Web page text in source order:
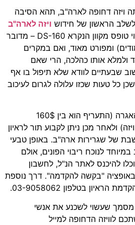
ויזה דחופה לארה"ב, תהא הסיבה
הראשון של חידוש ויזה לארה"ב
באופן כללי, והוא כולל מילוי טופס מקוון הנקרא DS-160 – מדובר
ארוך למדי (15 עמודים) ומפורט מאוד, ואם במקרים
ולמלא אותו כהלכה, הרי שאם
שבעתיים לוודא שלא תיפול בו אף
כל טעות שכזו עלולה לגרום לעיכוב
לאחר מכן יש לשלם את האגרה (התעריף הוא בין 160$
ולאחר מכן ניתן לקבוע תור לראיון
של שגרירות ארה"ב. באופן טבעי
לנוכח ריבוי הפונים, אולם
להיכנס לאתר הנ"ל, לחשבון
"בקשה להקדמה". דרך נוספת
בטלפון 03-9058062.
שעשוי לשכנע את אנשי
לוויזה הדחופה למייל